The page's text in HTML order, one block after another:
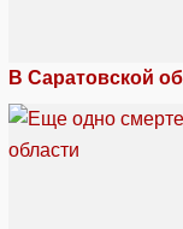
В Саратовской